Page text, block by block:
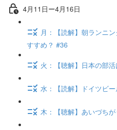
4月11日ー4月16日
月：【読解】朝ランニ
すすめ？ #36
火：【聴解】日本の部
水：【読解】ドイツビ
木：【聴解】あいづち